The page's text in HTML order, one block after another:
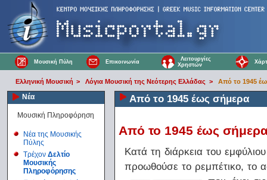
Μουσική Πύλη Επικοινωνία
Λειτουργίες
Χρηστών
Ελληνική Μουσική > Λόγια Μουσική της Νεότερης Ελλάδας > Από το 1945
Νέα
Μουσική Πληροφόρηση
Νέα της Μουσικής
Πύλης
Τρέχον Δελτίο
Μουσικής
Πληροφόρησης
Από το 1945 έως σήμερα
Από το 1945 έως
Κατά τη διάρκεια του
προωθούσε το ρεμπέτικο, το